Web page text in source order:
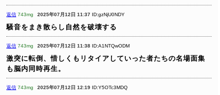
返信 743mg 2025年07月12日 11:37 ID:gzNjU0NDY
騒音をまき散らし自然を破壊する
返信 743mg 2025年07月12日 11:38 ID:A1NTQwODM
激突に転倒、惜しくもリタイアしていった者たちの名場面集
も脳内同時再生。
返信 743mg 2025年07月12日 12:19 ID:Y5OTc3MDQ